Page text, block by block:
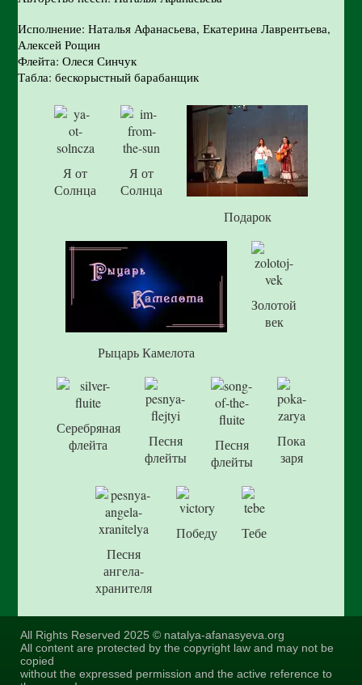
Исполнение: Наталья Афанасьева, Екатерина Лаврентьева,
Алексей Рощин
Флейта: Олеся Синчук
Табла: бескорыстный барабанщик
Я от
Солнца
Я от
Солнца
Подарок
Рыцарь Камелота
Золотой
век
Серебряная
флейта
Песня
флейты
Песня
флейты
Пока
заря
Песня
ангела-
хранителя
Победу Тебе
All Rights Reserved 2025 © natalya-afanasyeva.org
All content are protected by the copyright law and may not be
copied
without the expressed permission and the active reference to